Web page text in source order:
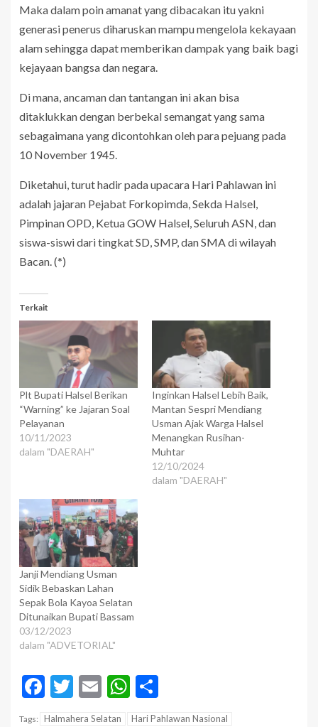
Maka dalam poin amanat yang dibacakan itu yakni
generasi penerus diharuskan mampu mengelola kekayaan
alam sehingga dapat memberikan dampak yang baik bagi
kejayaan bangsa dan negara.
Di mana, ancaman dan tantangan ini akan bisa
ditaklukkan dengan berbekal semangat yang sama
sebagaimana yang dicontohkan oleh para pejuang pada
10 November 1945.
Diketahui, turut hadir pada upacara Hari Pahlawan ini
adalah jajaran Pejabat Forkopimda, Sekda Halsel,
Pimpinan OPD, Ketua GOW Halsel, Seluruh ASN, dan
siswa-siswi dari tingkat SD, SMP, dan SMA di wilayah
Bacan. (*)
Terkait
Plt Bupati Halsel Berikan
“Warning” ke Jajaran Soal
Pelayanan
10/11/2023
dalam "DAERAH"
Inginkan Halsel Lebih Baik,
Mantan Sespri Mendiang
Usman Ajak Warga Halsel
Menangkan Rusihan-
Muhtar
12/10/2024
dalam "DAERAH"
Janji Mendiang Usman
Sidik Bebaskan Lahan
Sepak Bola Kayoa Selatan
Ditunaikan Bupati Bassam
03/12/2023
dalam "ADVETORIAL"
Facebook
Twitter
EmailWhatsApp
Tags: Halmahera Selatan Hari Pahlawan Nasional